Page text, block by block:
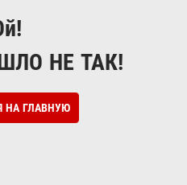
НЕ ТАК!
НА ГЛАВНУЮ